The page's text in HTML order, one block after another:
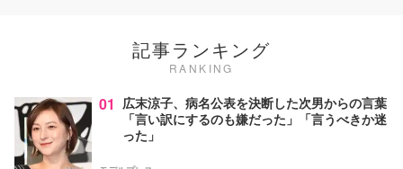
記事ランキング
RANKING
01 広末涼子、病名公表を決断した次男からの言葉
「言い訳にするのも嫌だった」「言うべきか迷
った」